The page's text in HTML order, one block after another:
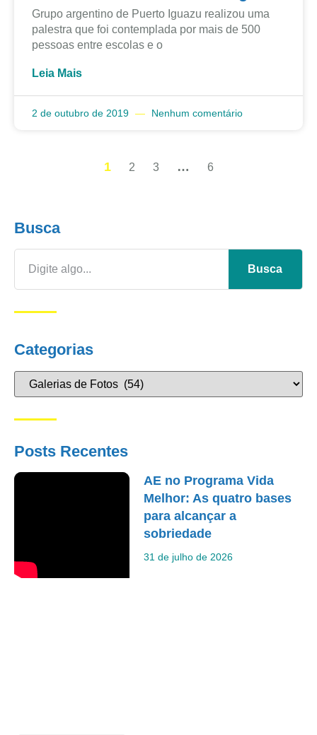
Grupo argentino de Puerto Iguazu realizou uma
palestra que foi contemplada por mais de 500
pessoas entre escolas e o
Leia Mais
2 de outubro de 2019 Nenhum comentário
1 2 3 … 6
Busca
Busca
Categorias
Posts Recentes
AE no Programa Vida
Melhor: As quatro bases
para alcançar a
sobriedade
31 de julho de 2026